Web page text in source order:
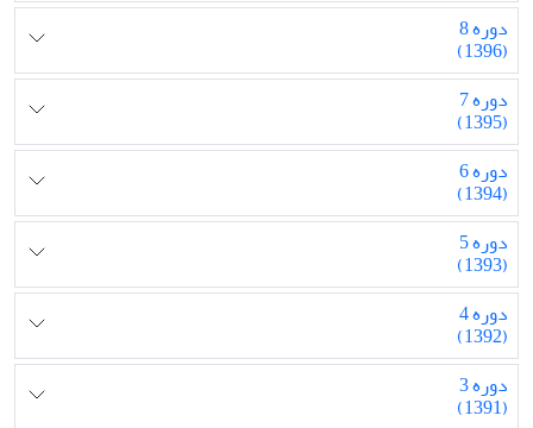
دوره 8
(1396)
دوره 7
(1395)
دوره 6
(1394)
دوره 5
(1393)
دوره 4
(1392)
دوره 3
(1391)